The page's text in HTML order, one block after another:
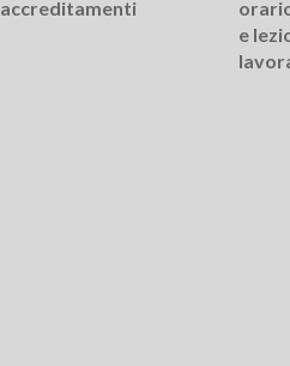
accreditamenti
e